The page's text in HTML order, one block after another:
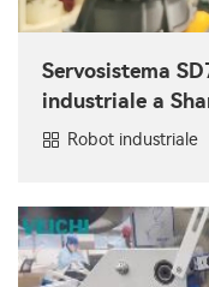
Servosistema
industriale a
Robot industriale